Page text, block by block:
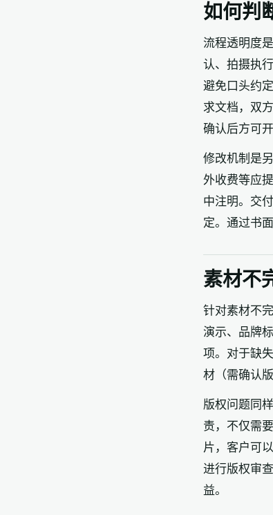
如何判
流程透明度
认、拍摄执
避免口头约
求文档，双
确认后方可开
修改机制是
外收费等应
中注明。交
定。通过书
素材不
针对素材不
演示、品牌
项。对于缺
材（需确认
版权问题同
责，不仅需
片，客户可
进行版权审
益。